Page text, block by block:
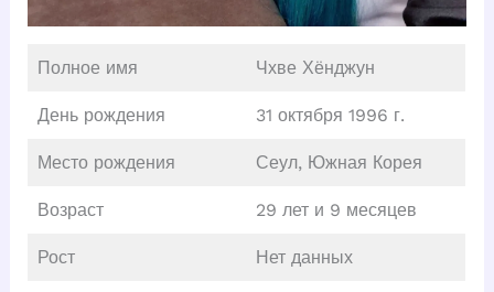
Полное имя Чхве Хёнджун
День рождения 31 октября 1996 г.
Место рождения Сеул, Южная Корея
Возраст 29 лет и 9 месяцев
Рост Нет данных